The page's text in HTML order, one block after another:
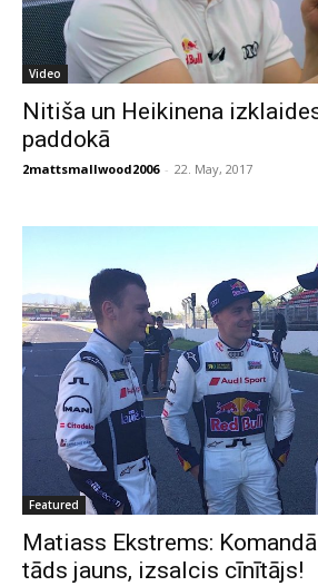
Video
Nitiša un Heikinena
paddokā
2mattsmallwood2006 - 22. May, 2017
Featured
Matiass Ekstrems:
tāds jauns, izsalcis cīnītājs!